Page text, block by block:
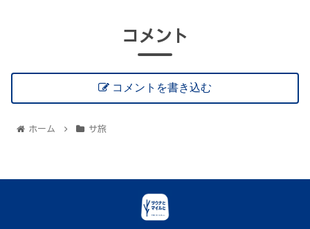
コメント
コメントを書き込む
ホーム サ旅